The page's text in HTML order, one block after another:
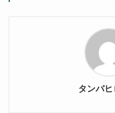
タンバ